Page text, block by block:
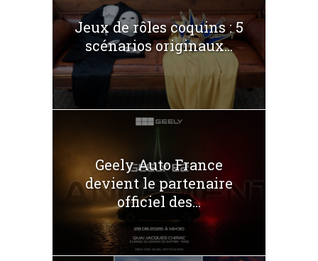
Jeux de rôles coquins : 5
scénarios originaux...
Geely Auto France
devient le partenaire
officiel des...